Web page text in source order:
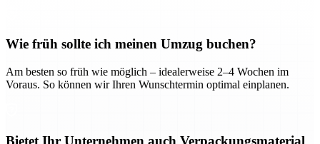
Wie früh sollte ich meinen Umzug buchen?
Am besten so früh wie möglich – idealerweise 2–4 Wochen im
Voraus. So können wir Ihren Wunschtermin optimal einplanen.
Bietet Ihr Unternehmen auch Verpackungsmaterial